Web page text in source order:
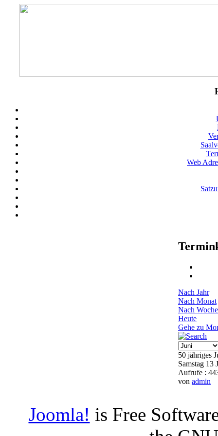
Web
Nach Jahr
Nach Monat
Nach Woche
Heute
Gehe zu
50 jähriges
Samstag 13
Aufrufe :
von admin
Joomla! is Free